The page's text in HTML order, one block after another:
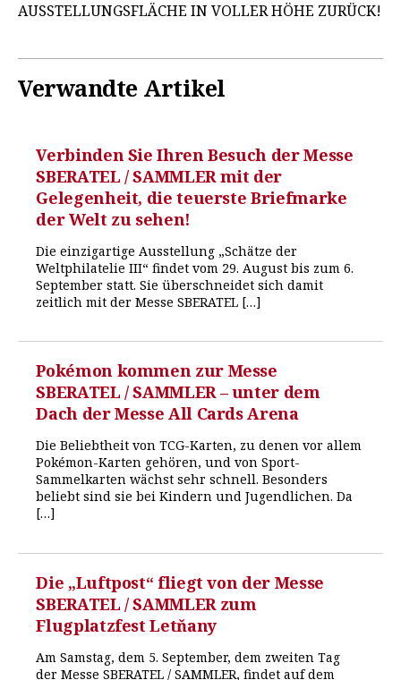
AUSSTELLUNGSFLÄCHE IN VOLLER HÖHE ZURÜCK!
Verwandte Artikel
Verbinden Sie Ihren Besuch der Messe
SBERATEL / SAMMLER mit der
Gelegenheit, die teuerste Briefmarke
der Welt zu sehen!
Die einzigartige Ausstellung „Schätze der
Weltphilatelie III“ findet vom 29. August bis zum 6.
September statt. Sie überschneidet sich damit
zeitlich mit der Messe SBERATEL […]
Pokémon kommen zur Messe
SBERATEL / SAMMLER – unter dem
Dach der Messe All Cards Arena
Die Beliebtheit von TCG-Karten, zu denen vor allem
Pokémon-Karten gehören, und von Sport-
Sammelkarten wächst sehr schnell. Besonders
beliebt sind sie bei Kindern und Jugendlichen. Da
[…]
Die „Luftpost“ fliegt von der Messe
SBERATEL / SAMMLER zum
Flugplatzfest Letňany
Am Samstag, dem 5. September, dem zweiten Tag
der Messe SBERATEL / SAMMLER, findet auf dem